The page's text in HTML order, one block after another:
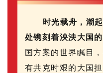
时光载舟，潮
处镌刻着泱泱大国
国方案的世界瞩目
有共克时艰的大国担